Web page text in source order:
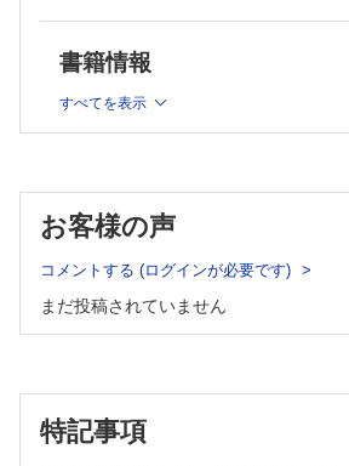
14 障害者保健福祉
15 精神保健
18 学校保健
19 産業保健
20 環境保健
21 終末期ケア
書籍情報
すべてを表示
お客様の声
コメントする (ログインが必要です)
まだ投稿されていません
特記事項